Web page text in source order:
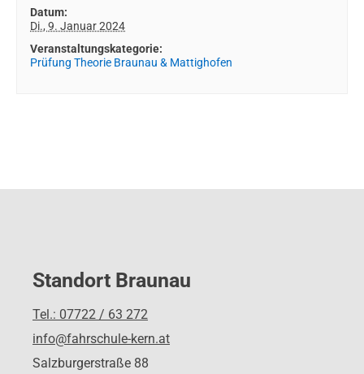
Datum:
Di., 9. Januar 2024
Veranstaltungskategorie:
Prüfung Theorie Braunau & Mattighofen
Standort Braunau
Tel.: 07722 / 63 272
info@fahrschule-kern.at
Salzburgerstraße 88